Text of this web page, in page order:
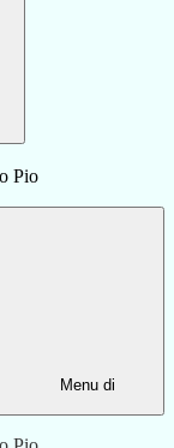
Pio
Menu di